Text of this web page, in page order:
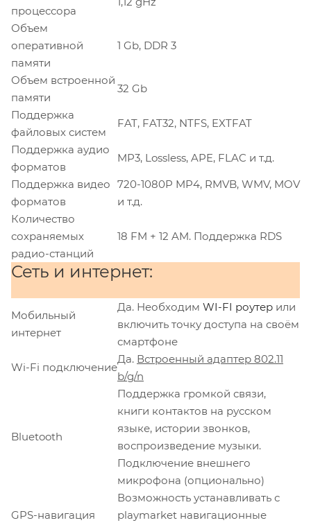
процессора
Объем
оперативной
памяти
1 Gb, DDR 3
Объем встроенной
памяти
32 Gb
Поддержка
файловых систем
FAT, FAT32, NTFS, EXTFAT
Поддержка аудио
форматов
MP3, Lossless, APE, FLAC и т.д.
Поддержка видео
форматов
720-1080P MP4, RMVB, WMV, MOV
и т.д.
Количество
сохраняемых
радио-станций
18 FM + 12 AM. Поддержка RDS
Сеть и интернет:
Мобильный
интернет
Да. Необходим WI-FI роутер или
включить точку доступа на своём
смартфоне
Wi-Fi подключение
Да. Встроенный адаптер 802.11
b/g/n
Bluetooth
Поддержка громкой связи,
книги контактов на русском
языке, истории звонков,
воспроизведение музыки.
Подключение внешнего
микрофона (опционально)
GPS-навигация
Возможность устанавливать с
playmarket навигационные